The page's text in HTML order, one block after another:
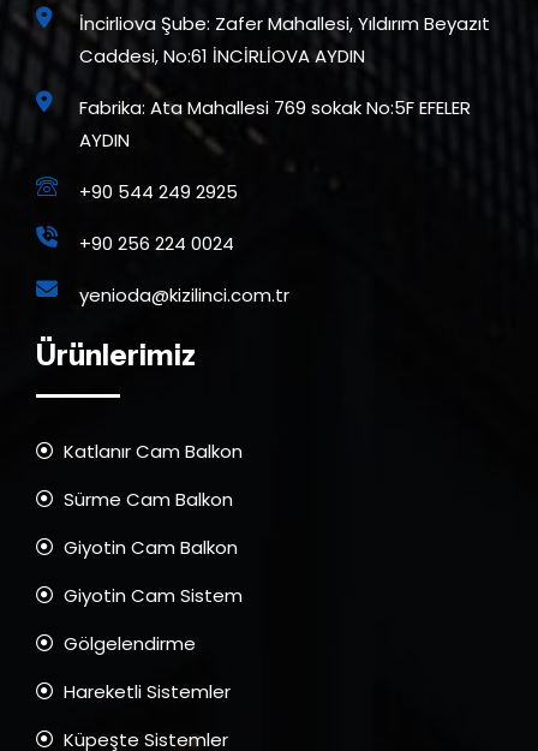
İncirliova Şube: Zafer Mahallesi, Yıldırım Beyazıt
Caddesi, No:61 İNCİRLİOVA AYDIN
Fabrika: Ata Mahallesi 769 sokak No:5F EFELER
AYDIN
+90 544 249 2925
+90 256 224 0024
yenioda@kizilinci.com.tr
Ürünlerimiz
Katlanır Cam Balkon
Sürme Cam Balkon
Giyotin Cam Balkon
Giyotin Cam Sistem
Gölgelendirme
Hareketli Sistemler
Küpeşte Sistemler